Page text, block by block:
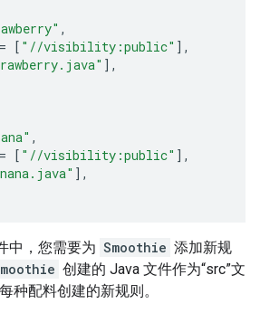
,
= [ "//visibility:public" ],
],
,
= [ "//visibility:public" ],
],
中，您需要为 Smoothie 添加新规
创建的 Java 文件作为“src”文
种配料创建的新规则。